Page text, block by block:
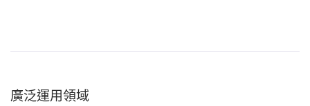
廣泛運用領域